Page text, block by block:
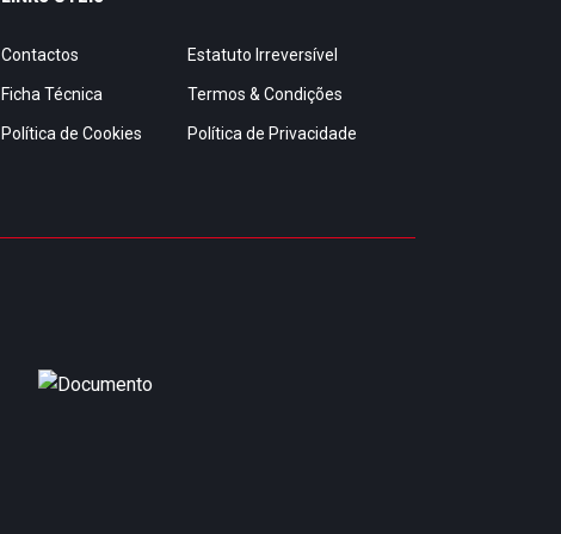
Contactos Estatuto Irreversível
Ficha Técnica Termos & Condições
Política de Cookies Política de Privacidade